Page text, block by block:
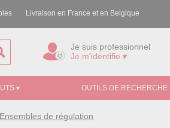
Livraison en France et en Belgique
Je suis professionnel
Je m'identifie ▾
▾ OUTILS DE RECHERCHE
de régulation